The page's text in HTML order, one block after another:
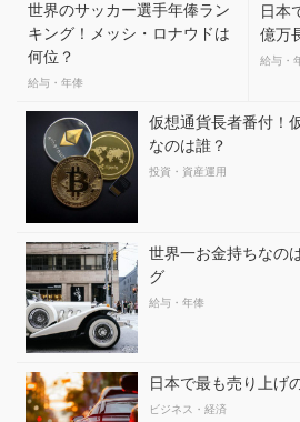
世界のサッカー選手年俸ラン
キング！メッシ・ロナウドは
何位？
給与・年俸
日本
億万
給与・
仮想通貨長者番付！
なのは誰？
投資・資産運用
世界一お金持ちなの
グ
給与・年俸
日本で最も売り上げ
ビジネス・経済